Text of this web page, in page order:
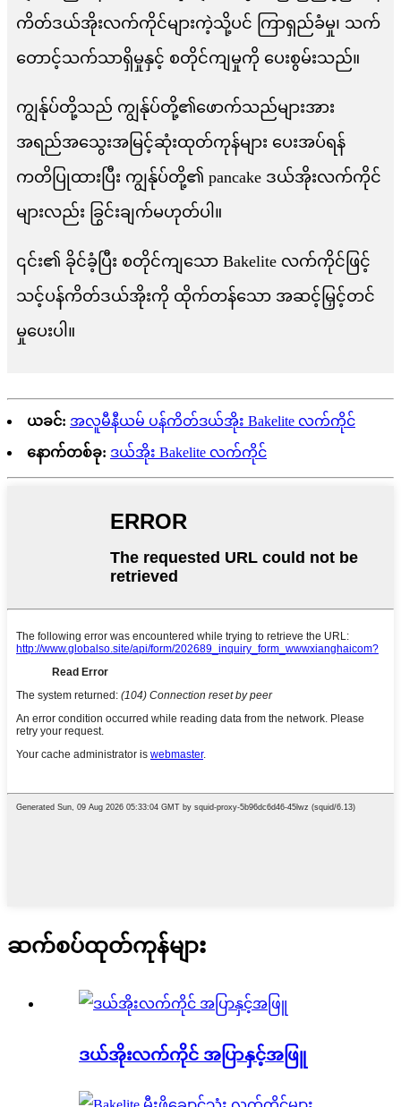
ကိတ်ဒယ်အိုးလက်ကိုင်များကဲ့သို့ပင် ကြာရှည်ခံမှု၊ သက်
တောင့်သက်သာရှိမှုနှင့် စတိုင်ကျမှုကို ပေးစွမ်းသည်။
ကျွန်ုပ်တို့သည် ကျွန်ုပ်တို့၏ဖောက်သည်များအား
အရည်အသွေးအမြင့်ဆုံးထုတ်ကုန်များ ပေးအပ်ရန်
ကတိပြုထားပြီး ကျွန်ုပ်တို့၏ pancake ဒယ်အိုးလက်ကိုင်
များလည်း ခြွင်းချက်မဟုတ်ပါ။
၎င်း၏ ခိုင်ခံ့ပြီး စတိုင်ကျသော Bakelite လက်ကိုင်ဖြင့်
သင့်ပန်ကိတ်ဒယ်အိုးကို ထိုက်တန်သော အဆင့်မြှင့်တင်
မှုပေးပါ။
ယခင်: အလူမီနီယမ် ပန်ကိတ်ဒယ်အိုး Bakelite လက်ကိုင်
နောက်တစ်ခု: ဒယ်အိုး Bakelite လက်ကိုင်
ဆက်စပ်ထုတ်ကုန်များ
ဒယ်အိုးလက်ကိုင် အပြာနှင့်အဖြူ